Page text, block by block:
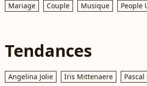
Mariage Couple Musique People
Tendances
Angelina Jolie Iris Mittenaere